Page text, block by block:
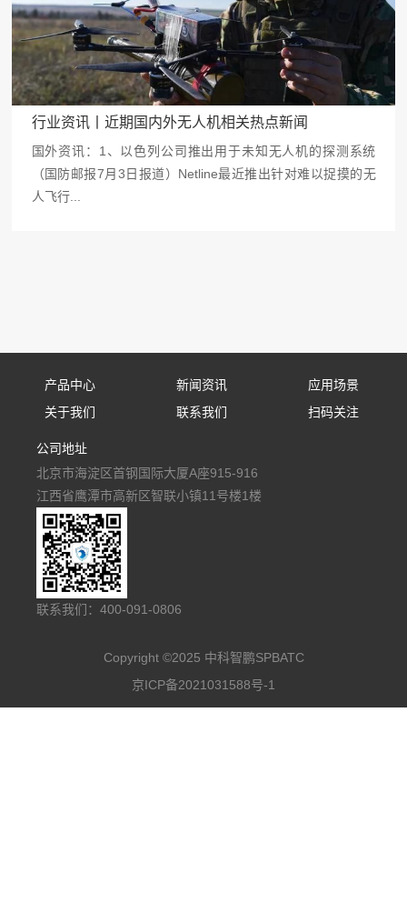
行业资讯丨近期国内外无人机相关热点新闻
国外资讯：1、以色列公司推出用于未知无人机的探测系统
（国防邮报7月3日报道）Netline最近推出针对难以捉摸的无
人飞行...
产品中心
固定式防御设备
手持式防御设备
便携式防御设备
车载式防御设备
多级防御反无阵地
低空空域监管平台
新闻资讯
公司新闻
媒体报道
应用场景
应用场景
关于我们
公司简介
联系我们 扫码关注
公司地址
北京市海淀区首钢国际大厦A座915-916
江西省鹰潭市高新区智联小镇11号楼1楼
联系我们：400-091-0806
Copyright ©2025 中科智鹏SPBATC
京ICP备2021031588号-1